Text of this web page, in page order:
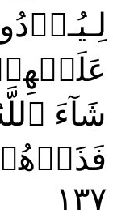
شَآءَ
فَذَرۡهُمۡ
١٣٧